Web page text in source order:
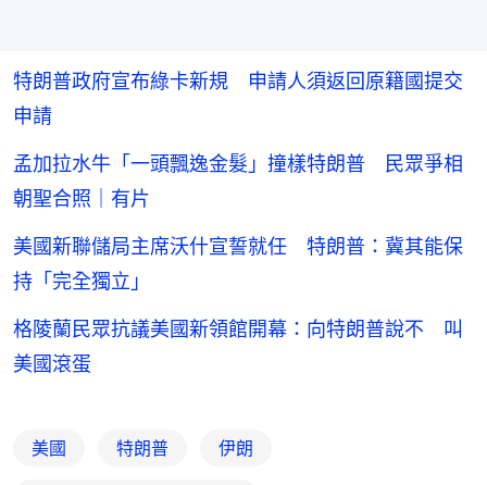
特朗普政府宣布綠卡新規 申請人須返回原籍國提交
申請
孟加拉水牛「一頭飄逸金髮」撞樣特朗普 民眾爭相
朝聖合照｜有片
美國新聯儲局主席沃什宣誓就任 特朗普：冀其能保
持「完全獨立」
格陵蘭民眾抗議美國新領館開幕：向特朗普說不 叫
美國滾蛋
美國 特朗普 伊朗